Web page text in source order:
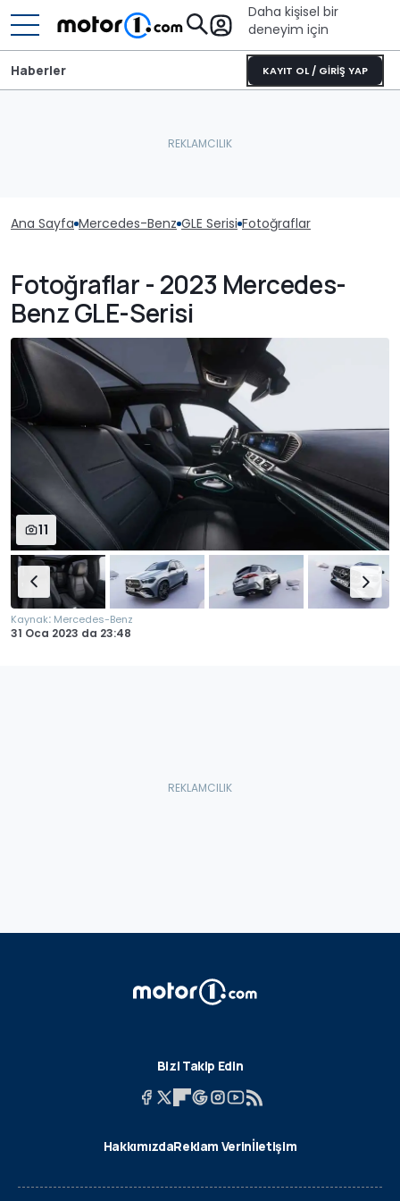
Daha kişisel bir
deneyim için
KAYIT OL / GİRİŞ YAP
Haberler
Ana Sayfa Mercedes-Benz GLE Serisi Fotoğraflar
Fotoğraflar - 2023 Mercedes-
Benz GLE-Serisi
11
Kaynak: Mercedes-Benz
31 Oca 2023 da 23:48
Bizi Takip Edin
HakkımızdaReklam Verinİletişim